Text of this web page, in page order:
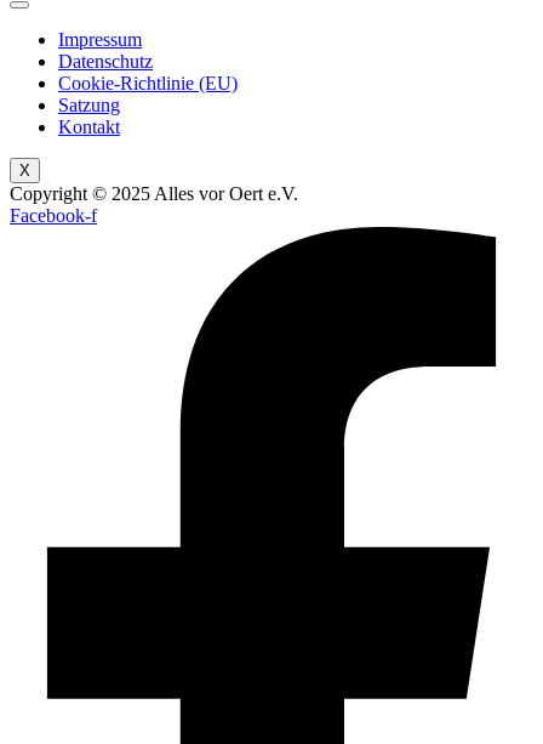
Impressum
Datenschutz
Cookie-Richtlinie (EU)
Satzung
Kontakt
X
Copyright © 2025 Alles vor Oert e.V.
Facebook-f